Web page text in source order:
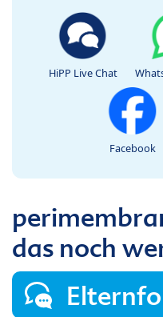
HiPP Live Chat
Facebook
das noch